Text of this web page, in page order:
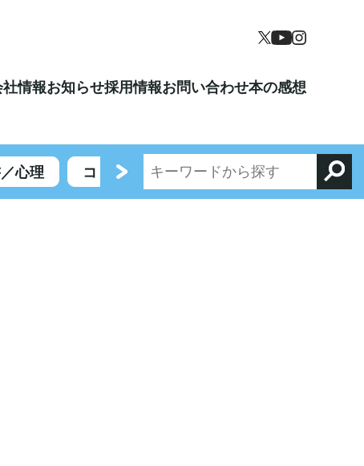
情報お知らせ採用情報お問い合わせ本の感想
心理 コミックエッセイ／エンターテイメント